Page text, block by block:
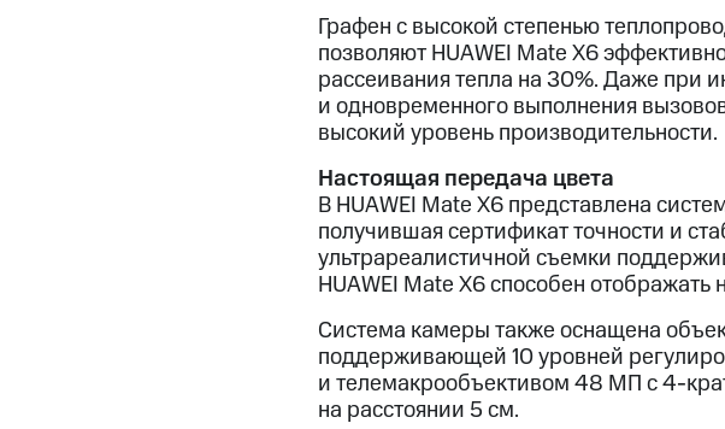
Графен с высокой степенью
позволяют HUAWEI Mate X6
рассеивания тепла на 30%. Даже при
и одновременного выполнения
высокий уровень производительности.
Настоящая передача цвета
В HUAWEI Mate X6 представлена
получившая сертификат точности и
ультрареалистичной съемки
HUAWEI Mate X6 способен
Система камеры также оснащена
поддерживающей 10 уровней
и телемакрообъективом 48 МП с 4-
на расстоянии 5 см.